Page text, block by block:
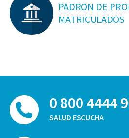
PADRON DE
MATRICULADOS
0 800 4444
SALUD ESCUCHA